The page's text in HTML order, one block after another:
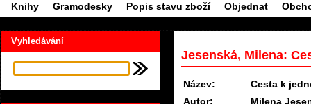
Knihy Gramodesky Popis stavu zboží Objednat
Vyhledávání
Jesenská, Milena:
Název:
Cesta k
Autor:
Milena